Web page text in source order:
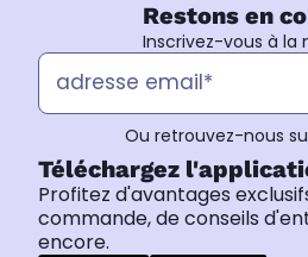
Restons en
Inscrivez-vous à la
Ou retrouvez-nous
Téléchargez
Profitez d'avantages
commande, de conseils
encore.